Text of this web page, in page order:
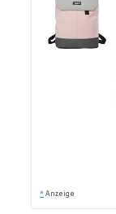
* Anzeige